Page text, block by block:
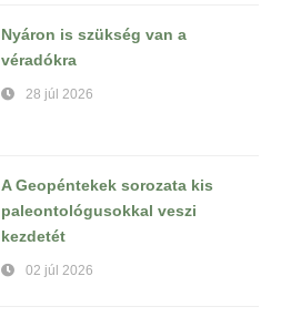
Nyáron is szükség van a
véradókra
28 júl 2026
A Geopéntekek sorozata kis
paleontológusokkal veszi
kezdetét
02 júl 2026